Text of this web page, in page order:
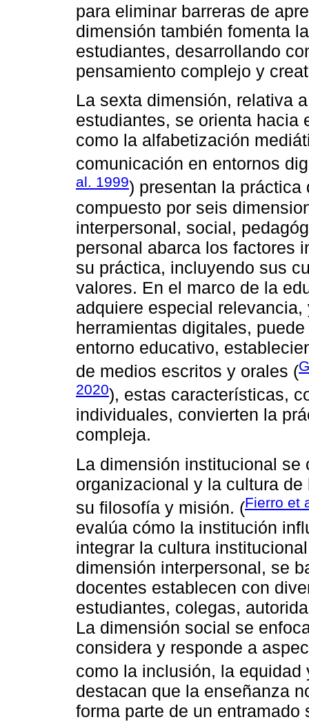
para eliminar barreras de
dimensión también fomenta
estudiantes, desarrollando
pensamiento complejo y
La sexta dimensión, relativa
estudiantes, se orienta hacia
como la alfabetización
comunicación en entornos
al. 1999) presentan la
compuesto por seis
interpersonal, social,
personal abarca los factores
su práctica, incluyendo sus
valores. En el marco de la
adquiere especial
herramientas digitales,
entorno educativo,
de medios escritos y orales (
2020), estas características,
individuales, convierten la
compleja.
La dimensión institucional se
organizacional y la cultura
su filosofía y misión. (Fierro et
evalúa cómo la institución
integrar la cultura
dimensión interpersonal, se
docentes establecen con
estudiantes, colegas,
La dimensión social se
considera y responde a
como la inclusión, la
destacan que la enseñanza
forma parte de un